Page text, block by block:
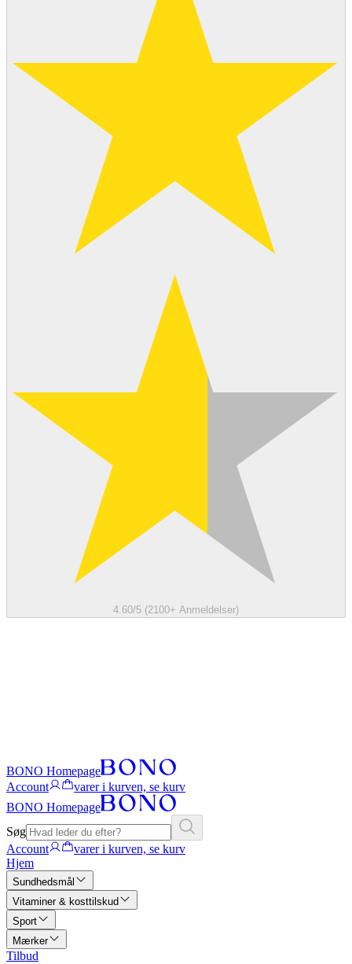
4.60/5 (2100+ Anmeldelser)
BONO Homepage
Account
varer i kurven, se kurv
BONO Homepage
Søg
Account
varer i kurven, se kurv
Hjem
Sundhedsmål
Vitaminer & kosttilskud
Sport
Mærker
Tilbud